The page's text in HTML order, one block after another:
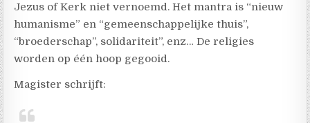
Jezus of Kerk niet vernoemd. Het mantra is “nieuw
humanisme” en “gemeenschappelijke thuis”,
“broederschap”, solidariteit”, enz… De religies
worden op één hoop gegooid.
Magister schrijft: